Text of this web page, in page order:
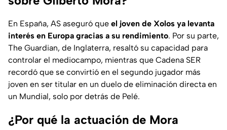
En España, AS aseguró que el joven de Xolos ya levanta
interés en Europa gracias a su rendimiento. Por su parte,
The Guardian, de Inglaterra, resaltó su capacidad para
controlar el mediocampo, mientras que Cadena SER
recordó que se convirtió en el segundo jugador más
joven en ser titular en un duelo de eliminación directa en
un Mundial, solo por detrás de Pelé.
¿Por qué la actuación de Mora